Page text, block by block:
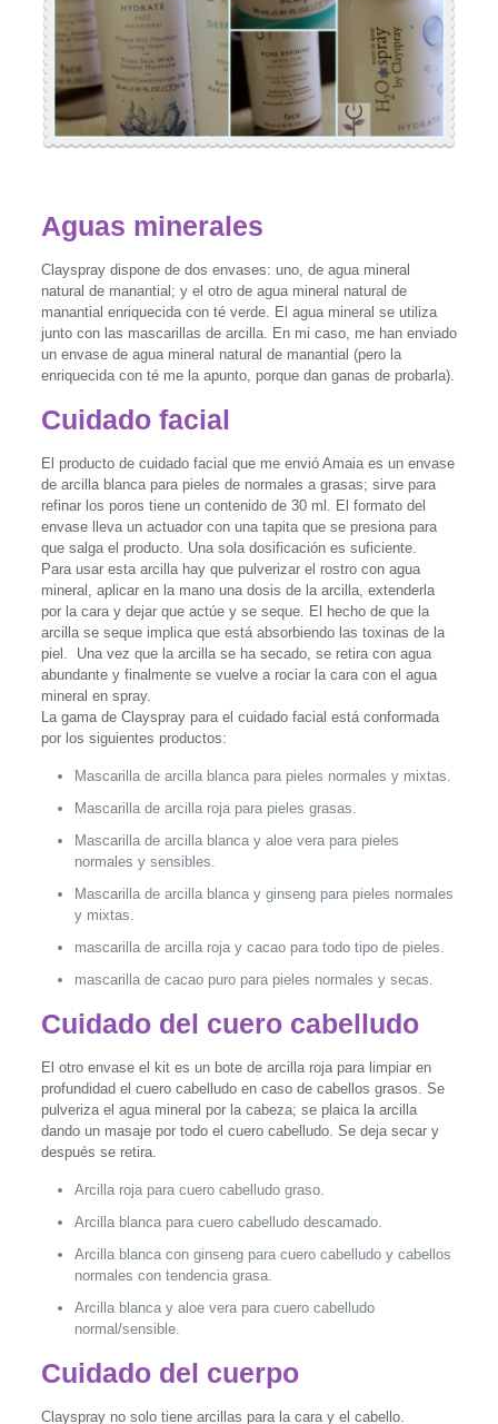
Aguas minerales
Clayspray dispone de dos envases: uno, de agua mineral
natural de manantial; y el otro de agua mineral natural de
manantial enriquecida con té verde. El agua mineral se utiliza
junto con las mascarillas de arcilla. En mi caso, me han enviado
un envase de agua mineral natural de manantial (pero la
enriquecida con té me la apunto, porque dan ganas de probarla).
Cuidado facial
El producto de cuidado facial que me envió Amaia es un envase
de arcilla blanca para pieles de normales a grasas; sirve para
refinar los poros tiene un contenido de 30 ml. El formato del
envase lleva un actuador con una tapita que se presiona para
que salga el producto. Una sola dosificación es suficiente.
Para usar esta arcilla hay que pulverizar el rostro con agua
mineral, aplicar en la mano una dosis de la arcilla, extenderla
por la cara y dejar que actúe y se seque. El hecho de que la
arcilla se seque implica que está absorbiendo las toxinas de la
piel. Una vez que la arcilla se ha secado, se retira con agua
abundante y finalmente se vuelve a rociar la cara con el agua
mineral en spray.
La gama de Clayspray para el cuidado facial está conformada
por los siguientes productos:
Mascarilla de arcilla blanca para pieles normales y mixtas.
Mascarilla de arcilla roja para pieles grasas.
Mascarilla de arcilla blanca y aloe vera para pieles
normales y sensibles.
Mascarilla de arcilla blanca y ginseng para pieles normales
y mixtas.
mascarilla de arcilla roja y cacao para todo tipo de pieles.
mascarilla de cacao puro para pieles normales y secas.
Cuidado del cuero cabelludo
El otro envase el kit es un bote de arcilla roja para limpiar en
profundidad el cuero cabelludo en caso de cabellos grasos. Se
pulveriza el agua mineral por la cabeza; se plaica la arcilla
dando un masaje por todo el cuero cabelludo. Se deja secar y
después se retira.
Arcilla roja para cuero cabelludo graso.
Arcilla blanca para cuero cabelludo descamado.
Arcilla blanca con ginseng para cuero cabelludo y cabellos
normales con tendencia grasa.
Arcilla blanca y aloe vera para cuero cabelludo
normal/sensible.
Cuidado del cuerpo
Clayspray no solo tiene arcillas para la cara y el cabello.